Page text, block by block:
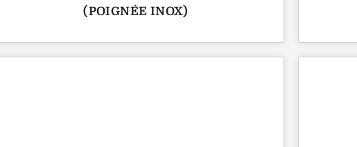
(POIGNÉE INOX)